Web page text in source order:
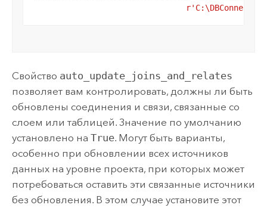
Свойство auto_update_joins_and_relates
позволяет вам контролировать, должны ли быть
обновлены соединения и связи, связанные со
слоем или таблицей. Значение по умолчанию
установлено на True. Могут быть варианты,
особенно при обновлении всех источников
данных на уровне проекта, при которых может
потребоваться оставить эти связанные источники
без обновления. В этом случае установите этот